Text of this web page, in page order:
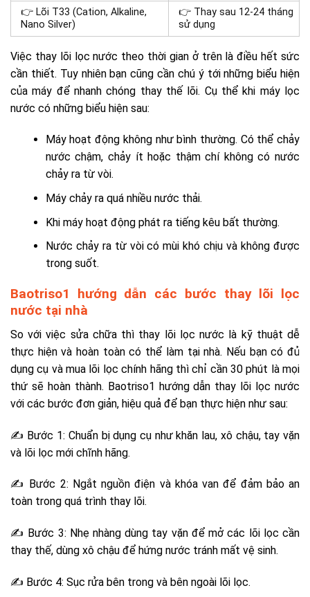
👉 Lõi T33 (Cation, Alkaline,
Nano Silver)
👉 Thay sau 12-24 tháng
sử dụng
Việc thay lõi lọc nước theo thời gian ở trên là điều hết sức
cần thiết. Tuy nhiên bạn cũng cần chú ý tới những biểu hiện
của máy để nhanh chóng thay thế lõi. Cụ thể khi máy lọc
nước có những biểu hiện sau:
Máy hoạt động không như bình thường. Có thể chảy
nước chậm, chảy ít hoặc thậm chí không có nước
chảy ra từ vòi.
Máy chảy ra quá nhiều nước thải.
Khi máy hoạt động phát ra tiếng kêu bất thường.
Nước chảy ra từ vòi có mùi khó chịu và không được
trong suốt.
Baotriso1 hướng dẫn các bước thay lõi lọc
nước tại nhà
So với việc sửa chữa thì thay lõi lọc nước là kỹ thuật dễ
thực hiện và hoàn toàn có thể làm tại nhà. Nếu bạn có đủ
dụng cụ và mua lõi lọc chính hãng thì chỉ cần 30 phút là mọi
thứ sẽ hoàn thành. Baotriso1 hướng dẫn thay lõi lọc nước
với các bước đơn giản, hiệu quả để bạn thực hiện như sau:
✍ Bước 1: Chuẩn bị dụng cụ như khăn lau, xô chậu, tay vặn
và lõi lọc mới chĩnh hãng.
✍ Bước 2: Ngắt nguồn điện và khóa van để đảm bảo an
toàn trong quá trình thay lõi.
✍ Bước 3: Nhẹ nhàng dùng tay vặn để mở các lõi lọc cần
thay thế, dùng xô chậu để hứng nước tránh mất vệ sinh.
✍ Bước 4: Sục rửa bên trong và bên ngoài lõi lọc.